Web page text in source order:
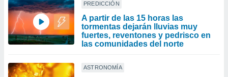
PREDICCIÓN
A partir de las 15 horas las
tormentas dejarán lluvias muy
fuertes, reventones y pedrisco en
las comunidades del norte
ASTRONOMÍA